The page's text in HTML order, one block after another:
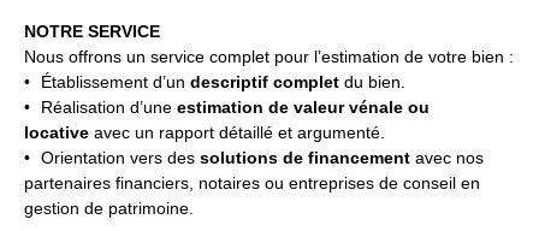
NOTRE SERVICE
Nous offrons un service complet pour l’estimation de votre bien :
Établissement d’undescriptif completdu bien.
Réalisation d’uneestimation de valeur vénale ou
locative avec un rapport détaillé et argumenté.
Orientation vers dessolutions de financement avec nos
partenaires financiers, notaires ou entreprises de conseil en
gestion de patrimoine.